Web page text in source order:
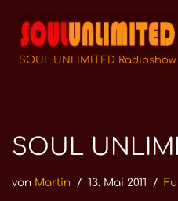
Zum
Inhalt
SOUL UNLIMITED Radioshow
SOUL
von Martin 13. Mai 2011